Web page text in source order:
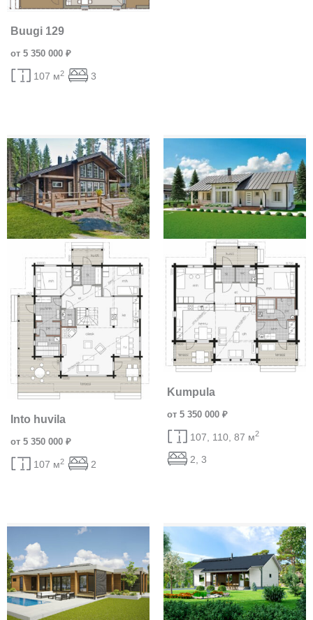
Buugi 129
от 5 350 000 ₽
107 м2 3
Into huvila
от 5 350 000 ₽
107 м2 2
Kumpula
от 5 350 000 ₽
107, 110, 87 м2
2, 3